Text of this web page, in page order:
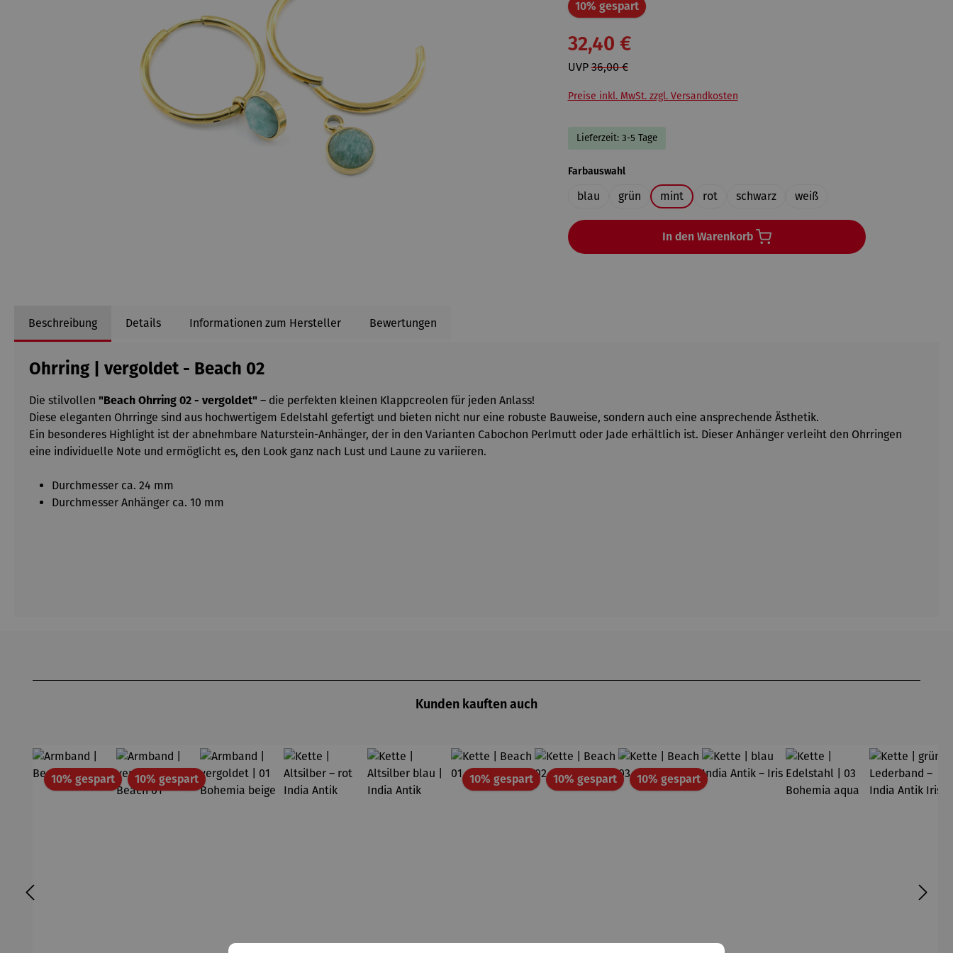
10% gespartRabatt
32,40 €
UVP36,00 €
Preise inkl. MwSt. zzgl. Versandkosten
Lieferzeit: 3-5 Tage
Farbauswahlauswählen
blau grün mint rot schwarz weiß
In den Warenkorb
Beschreibung Details Informationen zum Hersteller Bewertungen
Ohrring | vergoldet - Beach 02
Die stilvollen "Beach Ohrring 02 - vergoldet" – die perfekten kleinen Klappcreolen für jeden Anlass!
Diese eleganten Ohrringe sind aus hochwertigem Edelstahl gefertigt und bieten nicht nur eine robuste Bauweise, sondern auch eine ansprechende Ästhetik.
Ein besonderes Highlight ist der abnehmbare Naturstein-Anhänger, der in den Varianten Cabochon Perlmutt oder Jade erhältlich ist. Dieser Anhänger verleiht den Ohrringen
eine individuelle Note und ermöglicht es, den Look ganz nach Lust und Laune zu variieren.
Durchmesser ca. 24 mm
Durchmesser Anhänger ca. 10 mm
Kunden kauften auch
10% gespartRabatt10% gespartRabatt 10% gespartRabatt10% gespartRabatt10% gespartRabatt